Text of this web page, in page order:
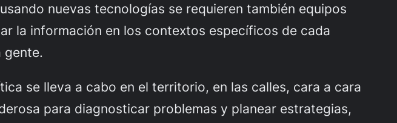
nuevas tecnologías se requieren también equipos
la información en los contextos específicos de cada
gente.
se lleva a cabo en el territorio, en las calles, cara a cara
para diagnosticar problemas y planear estrategias,